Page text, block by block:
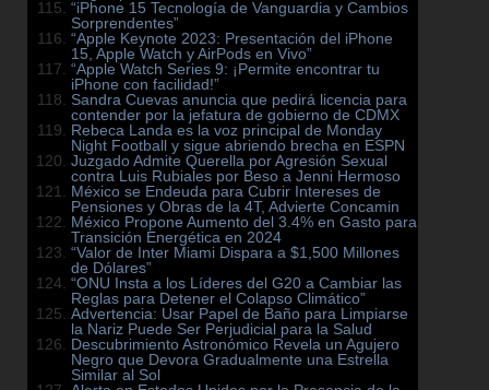
“iPhone 15 Tecnología de Vanguardia y Cambios
Sorprendentes”
“Apple Keynote 2023: Presentación del iPhone
15, Apple Watch y AirPods en Vivo”
“Apple Watch Series 9: ¡Permite encontrar tu
iPhone con facilidad!”
Sandra Cuevas anuncia que pedirá licencia para
contender por la jefatura de gobierno de CDMX
Rebeca Landa es la voz principal de Monday
Night Football y sigue abriendo brecha en ESPN
Juzgado Admite Querella por Agresión Sexual
contra Luis Rubiales por Beso a Jenni Hermoso
México se Endeuda para Cubrir Intereses de
Pensiones y Obras de la 4T, Advierte Concamin
México Propone Aumento del 3.4% en Gasto para
Transición Energética en 2024
“Valor de Inter Miami Dispara a $1,500 Millones
de Dólares”
“ONU Insta a los Líderes del G20 a Cambiar las
Reglas para Detener el Colapso Climático”
Advertencia: Usar Papel de Baño para Limpiarse
la Nariz Puede Ser Perjudicial para la Salud
Descubrimiento Astronómico Revela un Agujero
Negro que Devora Gradualmente una Estrella
Similar al Sol